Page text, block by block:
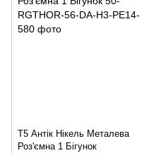
Т5 Антік Нікель Металева
Роз'ємна 1 Бігунок